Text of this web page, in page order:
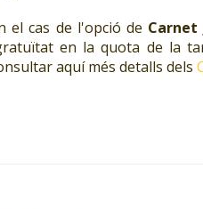
el cas de l'opció de Carnet
en la quota de la
aquí més detalls dels